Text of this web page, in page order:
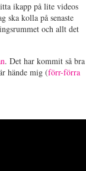
ikapp på lite videos
ska kolla på senaste
och allt det
. Det har kommit så bra
hände mig (förr-förra